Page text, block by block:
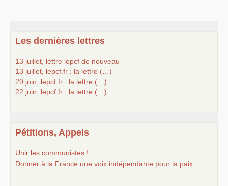
Les dernières lettres
13 juillet, lettre lepcf de nouveau
13 juillet, lepcf.fr : la lettre (…)
29 juin, lepcf.fr : la lettre (…)
22 juin, lepcf.fr : la lettre (…)
Pétitions, Appels
Unir les communistes !
Donner à la France une voix indépendante pour la paix
...